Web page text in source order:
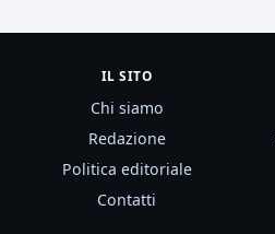
IL SITO
Chi siamo
Redazione
Politica editoriale
Contatti